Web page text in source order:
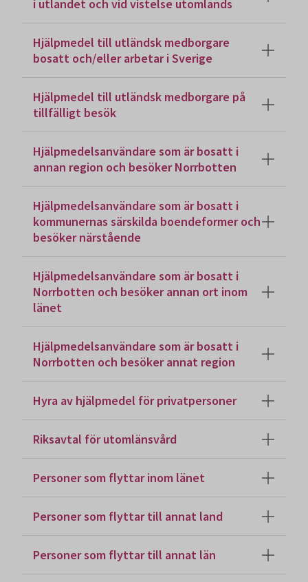
i utlandet och vid vistelse utomlands
Hjälpmedel till utländsk medborgare
bosatt och/eller arbetar i Sverige
Hjälpmedel till utländsk medborgare på
tillfälligt besök
Hjälpmedelsanvändare som är bosatt i
annan region och besöker Norrbotten
Hjälpmedelsanvändare som är bosatt i
kommunernas särskilda boendeformer och
besöker närstående
Hjälpmedelsanvändare som är bosatt i
Norrbotten och besöker annan ort inom
länet
Hjälpmedelsanvändare som är bosatt i
Norrbotten och besöker annat region
Hyra av hjälpmedel för privatpersoner
Riksavtal för utomlänsvård
Personer som flyttar inom länet
Personer som flyttar till annat land
Personer som flyttar till annat län